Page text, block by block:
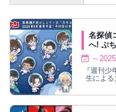
名探偵
へ! ぷ
～
『週刊
生による
2025年8